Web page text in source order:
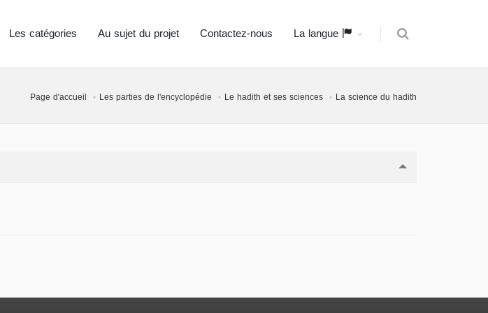
Les catégories Au sujet du projet Contactez-nous La langue
Page d'accueil Les parties de l'encyclopédie Le hadith et ses sciences La science du hadith